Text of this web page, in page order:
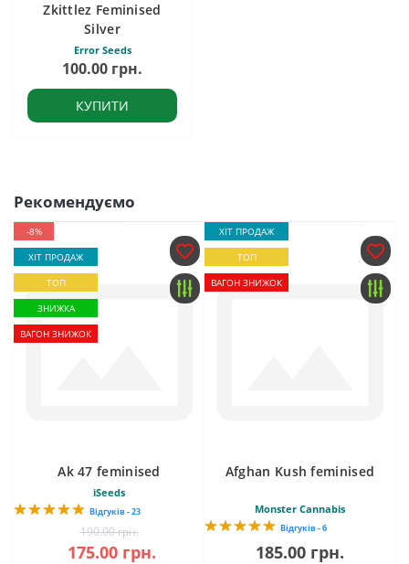
Zkittlez Feminised
Silver
Error Seeds
100.00 грн.
КУПИТИ
Рекомендуємо
-8%
ХІТ ПРОДАЖ
ТОП
ЗНИЖКА
ВАГОН ЗНИЖОК
Ak 47 feminised
iSeeds
Відгуків - 23
190.00 грн.
175.00 грн.
ХІТ ПРОДАЖ
ТОП
ВАГОН ЗНИЖОК
Afghan Kush feminised
Monster Cannabis
Відгуків - 6
185.00 грн.